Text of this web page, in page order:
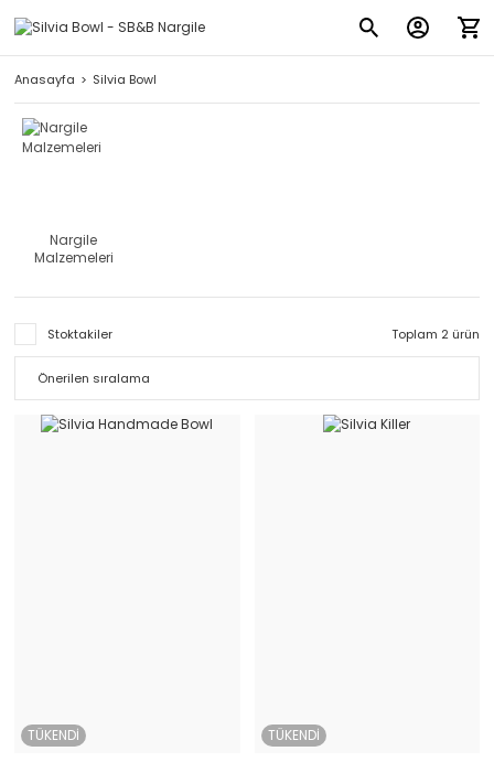
Anasayfa Silvia Bowl
Nargile
Malzemeleri
Stoktakiler Toplam 2 ürün
TÜKENDİ TÜKENDİ